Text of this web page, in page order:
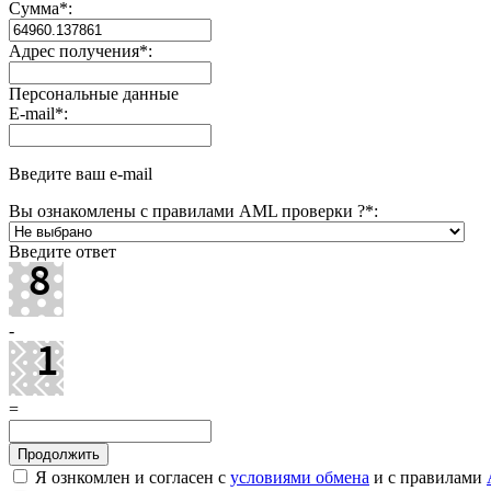
Сумма*:
Адрес получения*:
Персональные данные
E-mail*:
Введите ваш e-mail
Вы ознакомлены с правилами AML проверки ?*:
Введите ответ
-
=
Я ознкомлен и согласен с условиями обмена и с правилами